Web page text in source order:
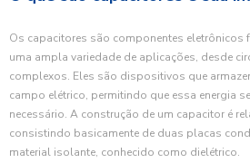
Os capacitores são componentes eletrônicos
uma ampla variedade de aplicações, desde
complexos. Eles são dispositivos que
campo elétrico, permitindo que essa energia
necessário. A construção de um capacitor é
consistindo basicamente de duas placas
material isolante, conhecido como dielétrico.